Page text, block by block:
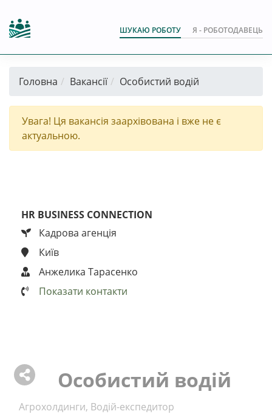
ШУКАЮ РОБОТУ Я - РОБОТОДАВЕЦЬ
Головна Вакансії Особистий водій
Увага! Ця вакансія заархівована і вже не є
актуальною.
HR BUSINESS CONNECTION
Кадрова агенція
Київ
Анжелика Тарасенко
Показати контакти
Особистий водій
Агрохолдинги, Водій-експедитор